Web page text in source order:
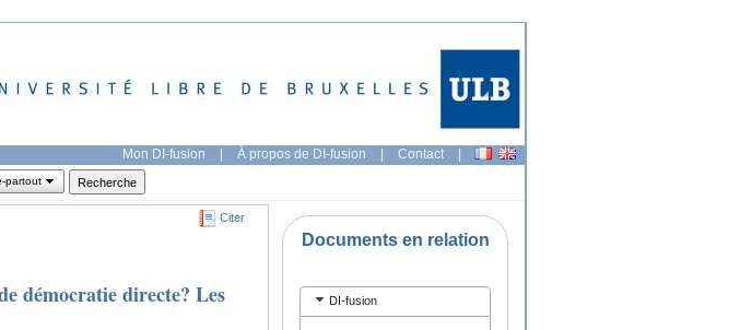
Mon DI-fusion | À propos de DI-fusion | Contact |
partout
Citer
démocratie directe? Les
Documents en relation
DI-fusion